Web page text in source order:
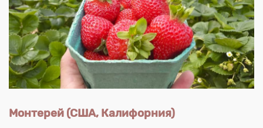
Монтерей (США, Калифорния)